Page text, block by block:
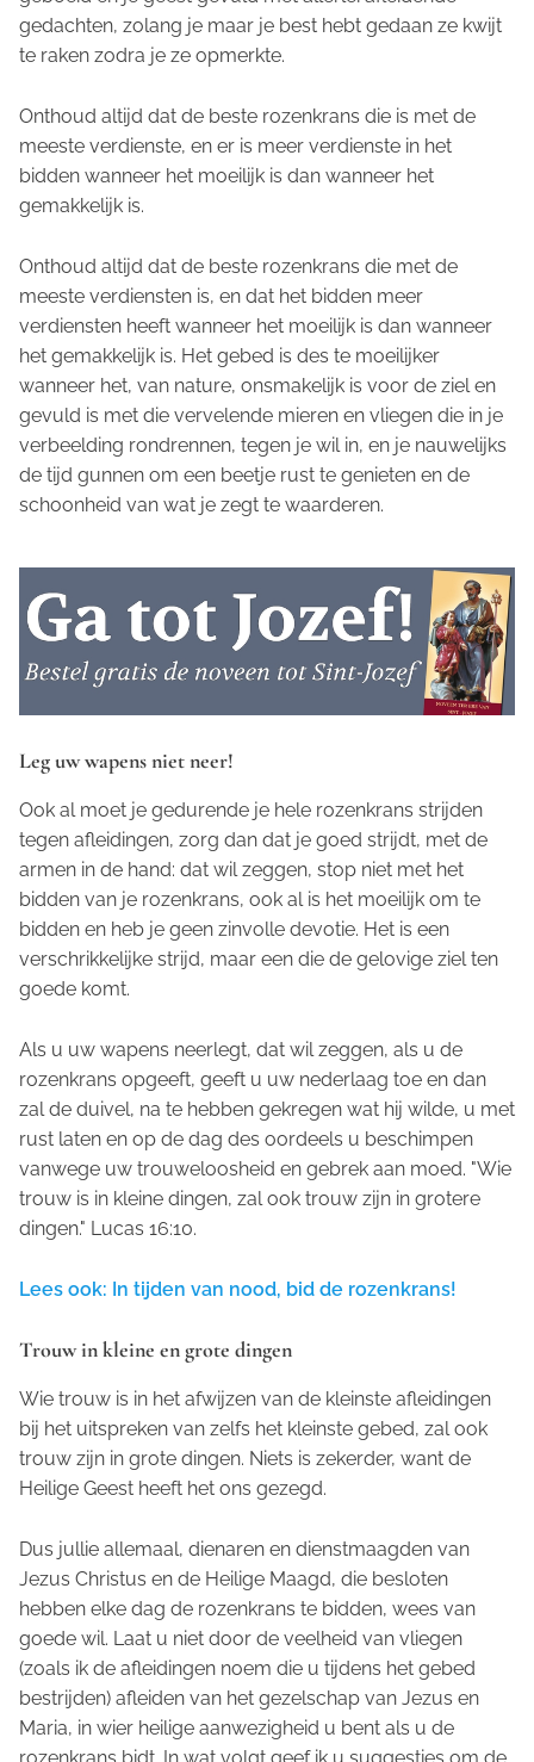
gedachten, zolang je maar je best hebt gedaan ze kwijt
te raken zodra je ze opmerkte.
Onthoud altijd dat de beste rozenkrans die is met de
meeste verdienste, en er is meer verdienste in het
bidden wanneer het moeilijk is dan wanneer het
gemakkelijk is.
Onthoud altijd dat de beste rozenkrans die met de
meeste verdiensten is, en dat het bidden meer
verdiensten heeft wanneer het moeilijk is dan wanneer
het gemakkelijk is. Het gebed is des te moeilijker
wanneer het, van nature, onsmakelijk is voor de ziel en
gevuld is met die vervelende mieren en vliegen die in je
verbeelding rondrennen, tegen je wil in, en je nauwelijks
de tijd gunnen om een beetje rust te genieten en de
schoonheid van wat je zegt te waarderen.
Leg uw wapens niet neer!
Ook al moet je gedurende je hele rozenkrans strijden
tegen afleidingen, zorg dan dat je goed strijdt, met de
armen in de hand: dat wil zeggen, stop niet met het
bidden van je rozenkrans, ook al is het moeilijk om te
bidden en heb je geen zinvolle devotie. Het is een
verschrikkelijke strijd, maar een die de gelovige ziel ten
goede komt.
Als u uw wapens neerlegt, dat wil zeggen, als u de
rozenkrans opgeeft, geeft u uw nederlaag toe en dan
zal de duivel, na te hebben gekregen wat hij wilde, u met
rust laten en op de dag des oordeels u beschimpen
vanwege uw trouweloosheid en gebrek aan moed. "Wie
trouw is in kleine dingen, zal ook trouw zijn in grotere
dingen." Lucas 16:10.
Lees ook: In tijden van nood, bid de rozenkrans!
Trouw in kleine en grote dingen
Wie trouw is in het afwijzen van de kleinste afleidingen
bij het uitspreken van zelfs het kleinste gebed, zal ook
trouw zijn in grote dingen. Niets is zekerder, want de
Heilige Geest heeft het ons gezegd.
Dus jullie allemaal, dienaren en dienstmaagden van
Jezus Christus en de Heilige Maagd, die besloten
hebben elke dag de rozenkrans te bidden, wees van
goede wil. Laat u niet door de veelheid van vliegen
(zoals ik de afleidingen noem die u tijdens het gebed
bestrijden) afleiden van het gezelschap van Jezus en
Maria, in wier heilige aanwezigheid u bent als u de